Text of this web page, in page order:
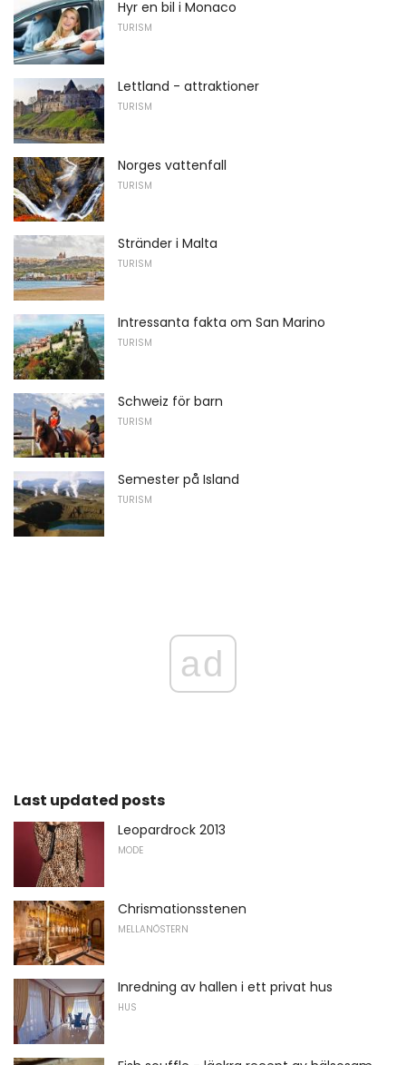
Hyr en bil i Monaco
TURISM
Lettland - attraktioner
TURISM
Norges vattenfall
TURISM
Stränder i Malta
TURISM
Intressanta fakta om San Marino
TURISM
Schweiz för barn
TURISM
Semester på Island
TURISM
ad
Last updated posts
Leopardrock 2013
MODE
Chrismationsstenen
MELLANÖSTERN
Inredning av hallen i ett privat hus
HUS